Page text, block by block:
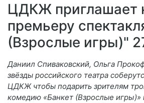
ЦДКЖ приглашает
премьеру
(Взрослые игры)"
Даниил Спиваковский, Ольга
звёзды российского театра
ЦДКЖ чтобы подарить зрителям
комедию «Банкет (Взрослые